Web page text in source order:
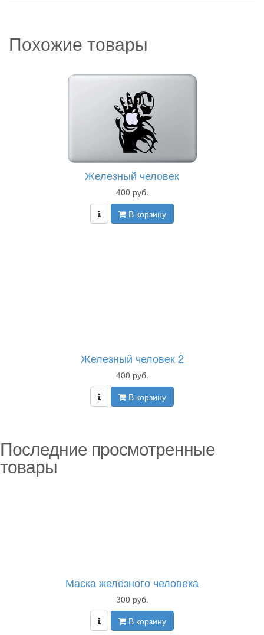
Похожие товары
Железный человек
400 руб.
В корзину
Железный человек 2
400 руб.
В корзину
Последние просмотренные
товары
Маска железного человека
300 руб.
В корзину